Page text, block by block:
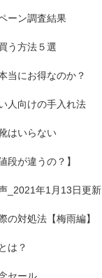
ーン調査結果
う方法５選
当にお得なのか？
人向けの手入れ法
はいらない
段が違うの？】
_2021年1月13日更新
の対処法【梅雨編】
は？